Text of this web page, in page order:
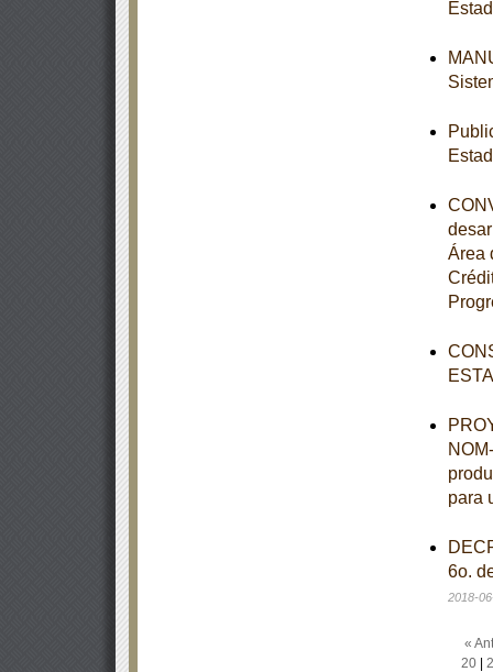
Área
para
6o.
2018-
«
20|